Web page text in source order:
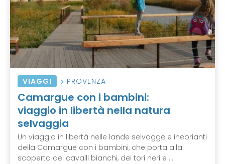
VIAGGI PROVENZA
Camargue con i bambini:
viaggio in libertà nella natura
selvaggia
Un viaggio in libertà nelle lande selvagge e inebrianti
della Camargue con i bambini, che porta alla
scoperta dei cavalli bianchi, dei tori neri e ...